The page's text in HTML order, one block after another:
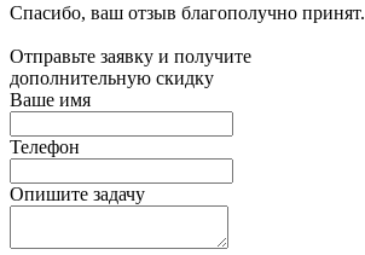
Спасибо, ваш отзыв благополучно принят.
Отправьте заявку и получите
дополнительную скидку
Ваше имя
Телефон
Опишите задачу